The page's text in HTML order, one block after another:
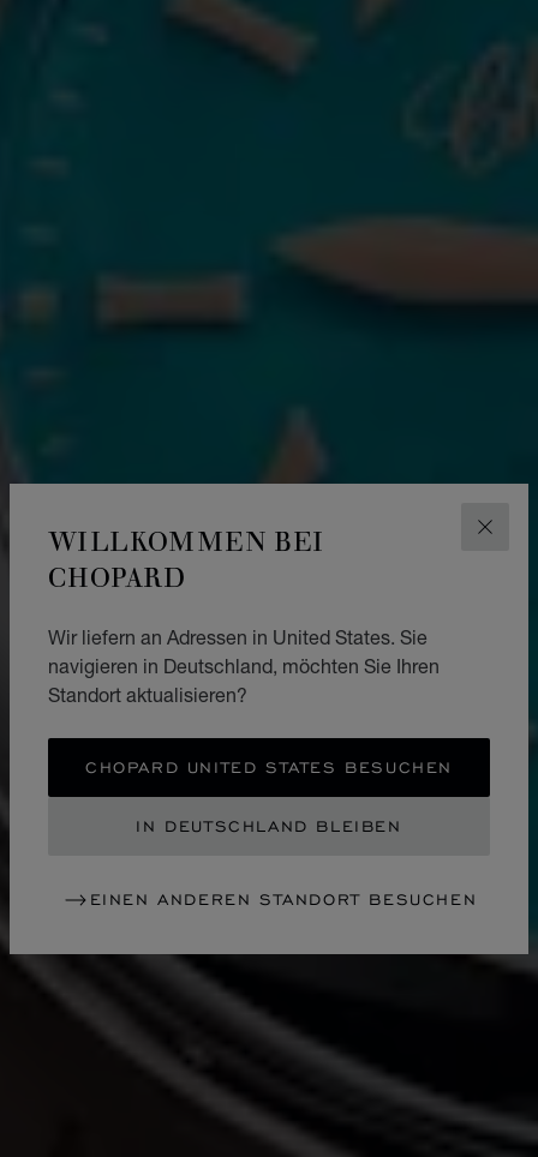
WILLKOMMEN BEI
CHOPARD
Wir liefern an Adressen in United States. Sie
navigieren in Deutschland, möchten Sie Ihren
Standort aktualisieren?
CHOPARD UNITED STATES BESUCHEN
IN DEUTSCHLAND BLEIBEN
EINEN ANDEREN STANDORT BESUCHEN